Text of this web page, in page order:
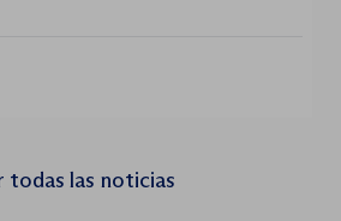
fe en las expectativas de
es un claro ejemplo de
todas las noticias